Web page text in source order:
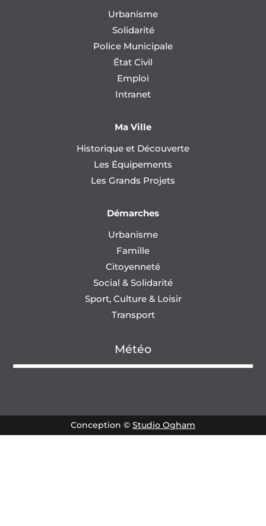
Urbanisme
Solidarité
Police Municipale
État Civil
Emploi
Intranet
Ma Ville
Historique et Découverte
Les Équipements
Les Grands Projets
Démarches
Urbanisme
Famille
Citoyenneté
Social & Solidarité
Sport, Culture & Loisir
Transport
Météo
Conception © Studio Ogham